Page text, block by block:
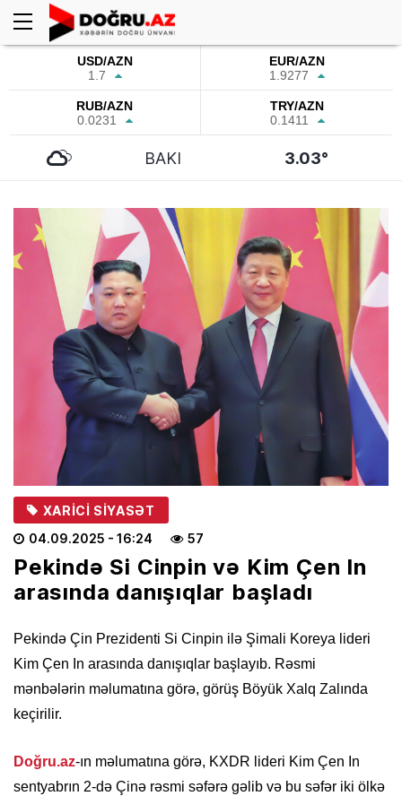
USD/AZN
1.7
EUR/AZN
1.9277
RUB/AZN
0.0231
TRY/AZN
0.1411
BAKI 3.03°
XARICI SIYASƏT
04.09.2025 - 16:24 57
Pekində Si Cinpin və Kim Çen In
arasında danışıqlar başladı
Pekində Çin Prezidenti Si Cinpin ilə Şimali Koreya lideri
Kim Çen In arasında danışıqlar başlayıb. Rəsmi
mənbələrin məlumatına görə, görüş Böyük Xalq Zalında
keçirilir.
Doğru.az-ın məlumatına görə, KXDR lideri Kim Çen In
sentyabrın 2-də Çinə rəsmi səfərə gəlib və bu səfər iki ölkə